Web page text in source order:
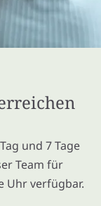
und 7 Tage
Team für
Uhr verfügbar.